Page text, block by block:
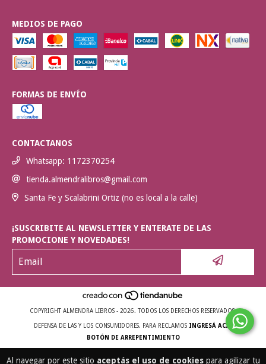
Al navegar por este sitio aceptás el uso de cookiespara agilizar tu
MEDIOS DE PAGO
FORMAS DE ENVÍO
CONTACTANOS
Whatsapp: 1172370254
tienda.almendralibros@gmail.com
Santa Fe y Scalabrini Ortiz (no es local a la calle)
¡SUSCRIBITE AL NEWSLETTER Y ENTERATE DE LAS
PROMOCIONE Y NOVEDADES!
COPYRIGHT ALMENDRA LIBROS - 2026. TODOS LOS DERECHOS RESERVADOS.
DEFENSA DE LAS Y LOS CONSUMIDORES. PARA RECLAMOS INGRESÁ ACÁ.
BOTÓN DE ARREPENTIMIENTO